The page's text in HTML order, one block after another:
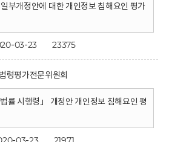
부개정안에 대한 개인정보 침해요인 평가
03-23 23375
법령평가전문위원회
률 시행령」 개정안 개인정보 침해요인 평